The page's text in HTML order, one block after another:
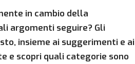
in cambio della
argomenti seguire? Gli
insieme ai suggerimenti e ai
e scopri quali categorie sono